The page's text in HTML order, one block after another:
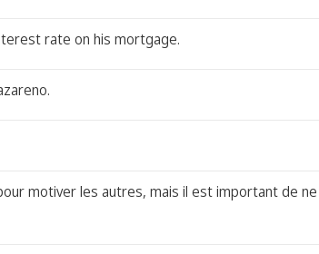
rate on his mortgage.
motiver les autres, mais il est important de